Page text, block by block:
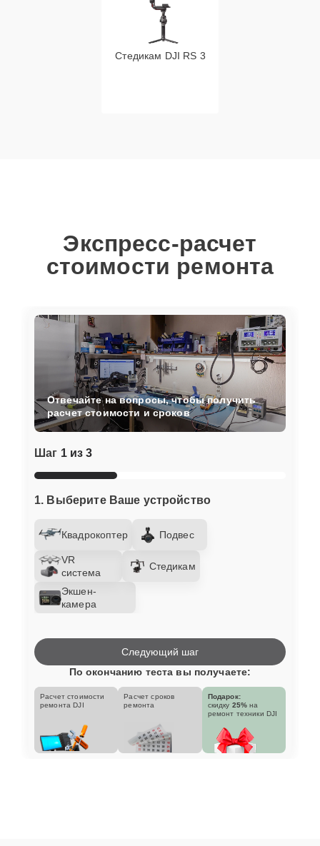
Стедикам DJI RS 3
Экспресс-расчет
стоимости ремонта
Шаг 1 из 3
1. Выберите Ваше устройство
Квадрокоптер Подвес
VR
система
Стедикам
Экшен-
камера
Отвечайте на вопросы, чтобы получить
расчет стоимости и сроков
Следующий шаг
По окончанию теста вы получаете:
Расчет стоимости
ремонта DJI
Расчет сроков
ремонта
Подарок:
скидку 25% на
ремонт техники DJI